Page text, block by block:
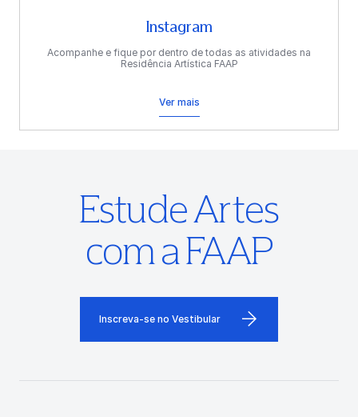
Instagram
Acompanhe e fique por dentro de todas as atividades na
Residência Artística FAAP
Ver mais
Estude Artes
com a FAAP
Inscreva-se no Vestibular